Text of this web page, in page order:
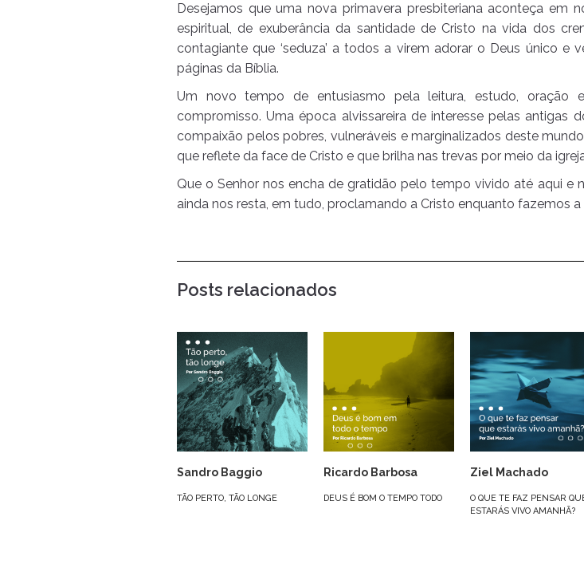
Desejamos que uma nova primavera presbiteriana aconteça em
espiritual, de exuberância da santidade de Cristo na vida dos
contagiante que ‘seduza’ a todos a virem adorar o Deus único e
páginas da Bíblia.
Um novo tempo de entusiasmo pela leitura, estudo, oração
compromisso. Uma época alvissareira de interesse pelas antigas
compaixão pelos pobres, vulneráveis e marginalizados deste
que reflete da face de Cristo e que brilha nas trevas por meio da
Que o Senhor nos encha de gratidão pelo tempo vivido até aqui
ainda nos resta, em tudo, proclamando a Cristo enquanto fazemos a
Posts relacionados
Sandro Baggio
TÃO PERTO, TÃO LONGE
Ricardo Barbosa
DEUS É BOM O TEMPO TODO
Ziel Machado
O QUE TE FAZ PENSAR
ESTARÁS VIVO AMANHÃ?